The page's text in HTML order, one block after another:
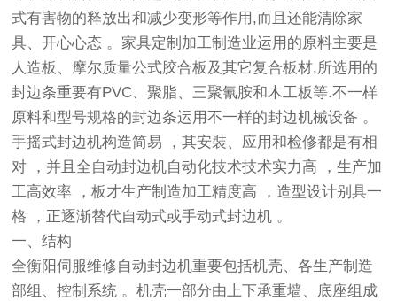
式有害物的释放出和减少变形等作用,而且还能清除家
具、开心心态 。家具定制加工制造业运用的原料主要是
人造板、摩尔质量公式胶合板及其它复合板材,所选用的
封边条重要有PVC、聚脂、三聚氰胺和木工板等.不一样
原料和型号规格的封边条运用不一样的封边机械设备 。
手摇式封边机构造简易 ，其安裝、应用和检修都是有相
对 ，并且全自动封边机自动化技术技术实力高 ，生产加
工高效率 ，板才生产制造加工精度高 ，造型设计别具一
格 ，正逐渐替代自动式或手动式封边机 。
一、结构
全衡阳伺服维修自动封边机重要包括机壳、各生产制造
部组、控制系统 。机壳一部分由上下承重墙、底座组成